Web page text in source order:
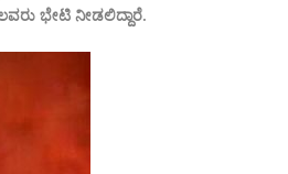
ಭೇಟಿ ನೀಡಲಿದ್ದಾರೆ.